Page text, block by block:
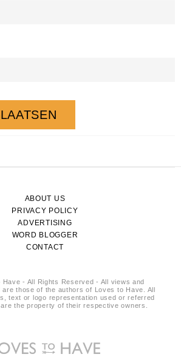
ABOUT US
PRIVACY POLICY
ADVERTISING
WORD BLOGGER
CONTACT
- All Rights Reserved - All views and
those of the authors of Loves to Have. All
text or logo representation used or referred
the property of their respective owners.